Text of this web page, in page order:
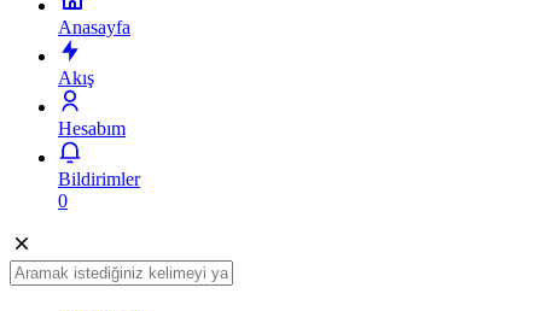
Anasayfa
Akış
Hesabım
Bildirimler
0